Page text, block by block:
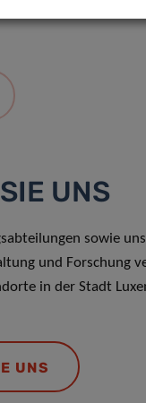
UNS
sowie
und Forschung
in der Stadt
UNS